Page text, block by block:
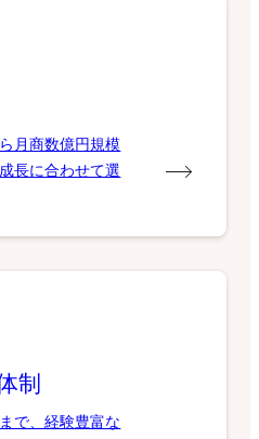
月商数億円規模
長に合わせて選
制
で、経験豊富な